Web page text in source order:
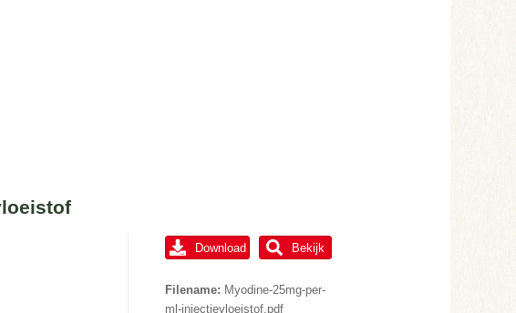
Download Bekijk
Filename: Myodine-25mg-per-
ml-injectievloeistof.pdf